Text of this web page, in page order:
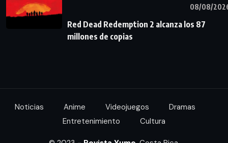
08/08/
Red Dead Redemption 2 alcanza los 87
millones de copias
Noticias Anime Videojuegos
Dramas
Entretenimiento
Cultura